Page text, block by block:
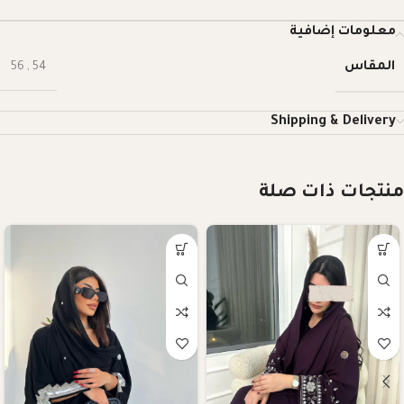
معلومات إضافية
المقاس 54
,
56
Shipping & Delivery
منتجات ذات صلة